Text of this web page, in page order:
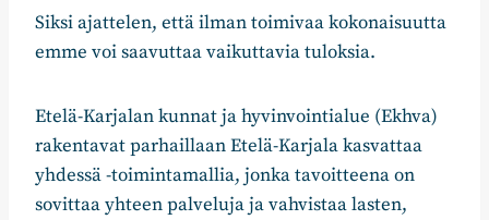
Siksi ajattelen, että ilman toimivaa kokonaisuutta
emme voi saavuttaa vaikuttavia tuloksia.
Etelä-Karjalan kunnat ja hyvinvointialue (Ekhva)
rakentavat parhaillaan Etelä-Karjala kasvattaa
yhdessä -toimintamallia, jonka tavoitteena on
sovittaa yhteen palveluja ja vahvistaa lasten,